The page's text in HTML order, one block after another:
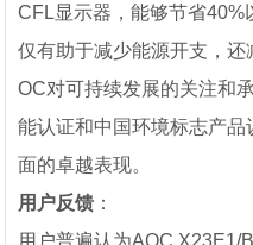
CFL显示器，能够节省40%
仅有助于减少能源开支，
OC对可持续发展的关注和
能认证和中国环境标志产
面的卓越表现。
用户反馈 ：
用户普遍认为AOC X23E1/